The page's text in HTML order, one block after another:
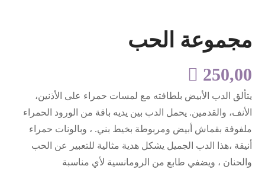
مجموعة الحب
 250,00
يتألق الدب الأبيض بلطافته مع لمسات حمراء على الأذنين،
الأنف، والقدمين. يحمل الدب بين يديه باقة من الورود الحمراء
ملفوفة بقماش أبيض ومربوطة بخيط بني. ، وبالونات حمراء
أنيقة ،هذا الدب الجميل يشكل هدية مثالية للتعبير عن الحب
والحنان ، ويضفي طابع من الرومانسية لأي مناسبة